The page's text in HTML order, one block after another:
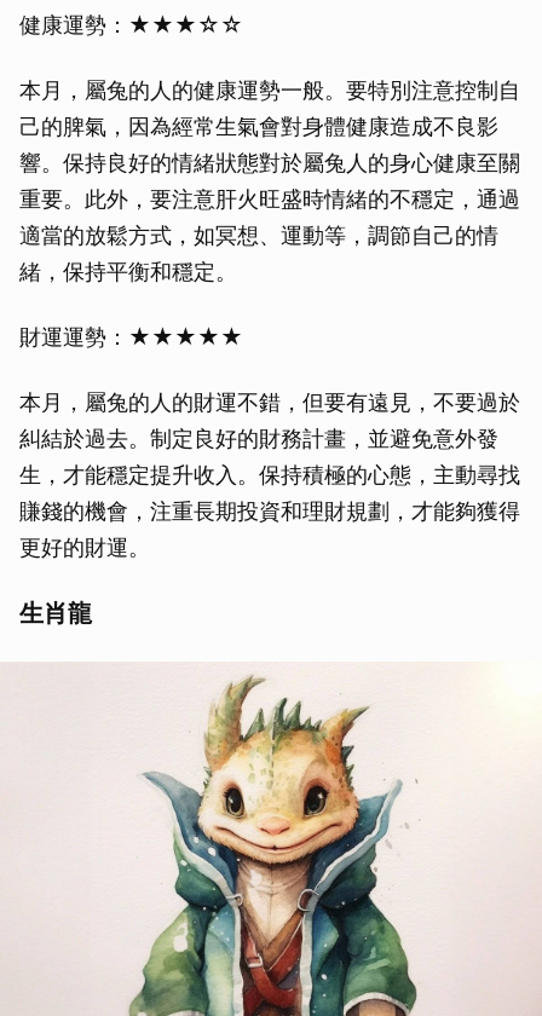
健康運勢：★★★☆☆
本月，屬兔的人的健康運勢一般。要特別注意控制自
己的脾氣，因為經常生氣會對身體健康造成不良影
響。保持良好的情緒狀態對於屬兔人的身心健康至關
重要。此外，要注意肝火旺盛時情緒的不穩定，通過
適當的放鬆方式，如冥想、運動等，調節自己的情
緒，保持平衡和穩定。
財運運勢：★★★★★
本月，屬兔的人的財運不錯，但要有遠見，不要過於
糾結於過去。制定良好的財務計畫，並避免意外發
生，才能穩定提升收入。保持積極的心態，主動尋找
賺錢的機會，注重長期投資和理財規劃，才能夠獲得
更好的財運。
生肖龍
取消